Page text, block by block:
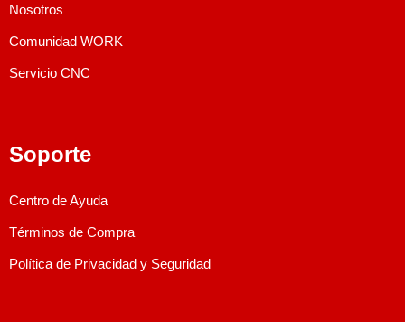
Nosotros
Comunidad WORK
Servicio CNC
Soporte
Centro de Ayuda
Términos de Compra
Política de Privacidad y Seguridad